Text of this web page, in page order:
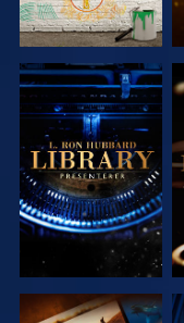
UTFORSK
SERIEN